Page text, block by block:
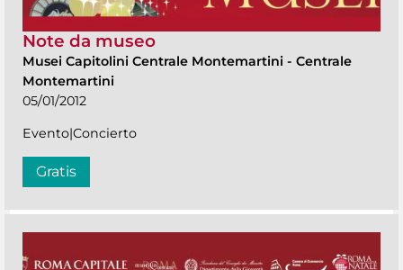
Note da museo
Musei Capitolini Centrale Montemartini - Centrale
Montemartini
05/01/2012
Evento|Concierto
Gratis